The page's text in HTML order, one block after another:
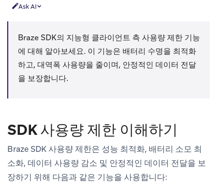
Ask AI
Braze SDK의 지능형 클라이언트 측 사용량 제한 기능
에 대해 알아보세요. 이 기능은 배터리 수명을 최적화
하고, 대역폭 사용량을 줄이며, 안정적인 데이터 전달
을 보장합니다.
SDK 사용량 제한 이해하기
Braze SDK 사용량 제한은 성능 최적화, 배터리 소모 최
소화, 데이터 사용량 감소 및 안정적인 데이터 전달을 보
장하기 위해 다음과 같은 기능을 사용합니다: